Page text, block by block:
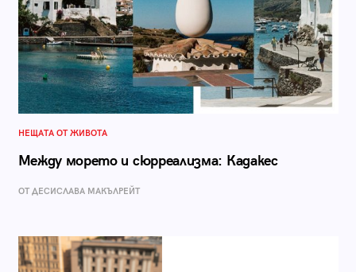
НЕЩАТА ОТ ЖИВОТА
Между морето и сюрреализма: Кадакес
ОТ ДЕСИСЛАВА МАКЪЛРЕЙТ